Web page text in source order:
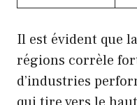
Il est évident que
régions corrèle
d’industries